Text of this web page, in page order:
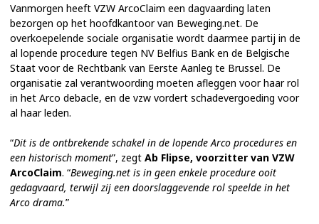
Vanmorgen heeft VZW ArcoClaim een dagvaarding laten
bezorgen op het hoofdkantoor van Beweging.net. De
overkoepelende sociale organisatie wordt daarmee partij in de
al lopende procedure tegen NV Belfius Bank en de Belgische
Staat voor de Rechtbank van Eerste Aanleg te Brussel. De
organisatie zal verantwoording moeten afleggen voor haar rol
in het Arco debacle, en de vzw vordert schadevergoeding voor
al haar leden.
“Dit is de ontbrekende schakel in de lopende Arco procedures en
een historisch moment”, zegt Ab Flipse, voorzitter van VZW
ArcoClaim. “Beweging.net is in geen enkele procedure ooit
gedagvaard, terwijl zij een doorslaggevende rol speelde in het
Arco drama.”